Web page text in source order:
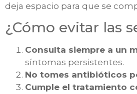
deja espacio para que se
¿Cómo evitar las
Consulta siempre a un
síntomas persistentes.
No tomes antibióticos
Cumple el tratamiento